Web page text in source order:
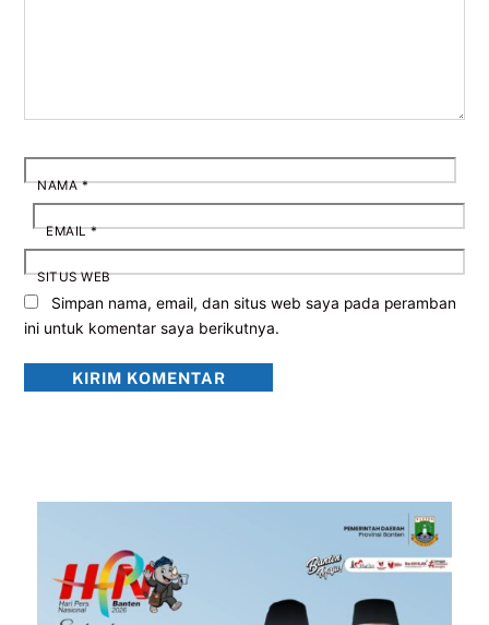
NAMA*
EMAIL*
SITUS WEB
Simpan nama, email, dan situs web saya pada peramban
ini untuk komentar saya berikutnya.